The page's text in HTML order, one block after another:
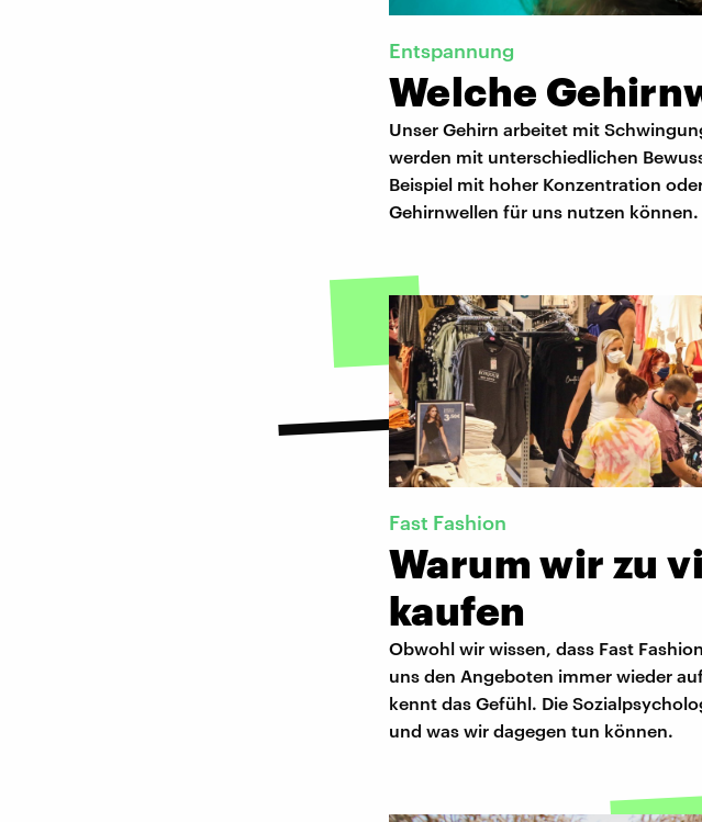
Entspannung
Welche
Unser Gehirn arbeitet mit
werden mit unterschiedlichen
Beispiel mit hoher Konzentration
Gehirnwellen für uns nutzen können.
Fast Fashion
Warum wir zu
kaufen
Obwohl wir wissen, dass Fast
uns den Angeboten immer wieder
kennt das Gefühl. Die
und was wir dagegen tun können.